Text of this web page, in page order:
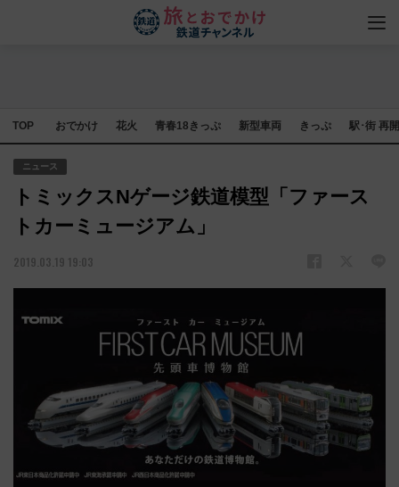
TOP おでかけ 花火 青春18きっぷ 新型車両 きっぷ 駅･街 再
ニュース
トミックスNゲージ鉄道模型「ファース
トカーミュージアム」
2019.03.19 19:03